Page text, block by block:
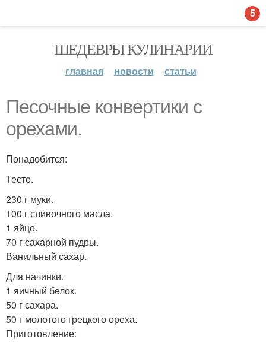
ШЕДЕВРЫ КУЛИНАРИИ
главная новости статьи
Песочные конвертики с
орехами.
Понадобится:
Тесто.
230 г муки.
100 г сливочного масла.
1 яйцо.
70 г сахарной пудры.
Ванильный сахар.
Для начинки.
1 яичный белок.
50 г сахара.
50 г молотого грецкого ореха.
Приготовление:
5